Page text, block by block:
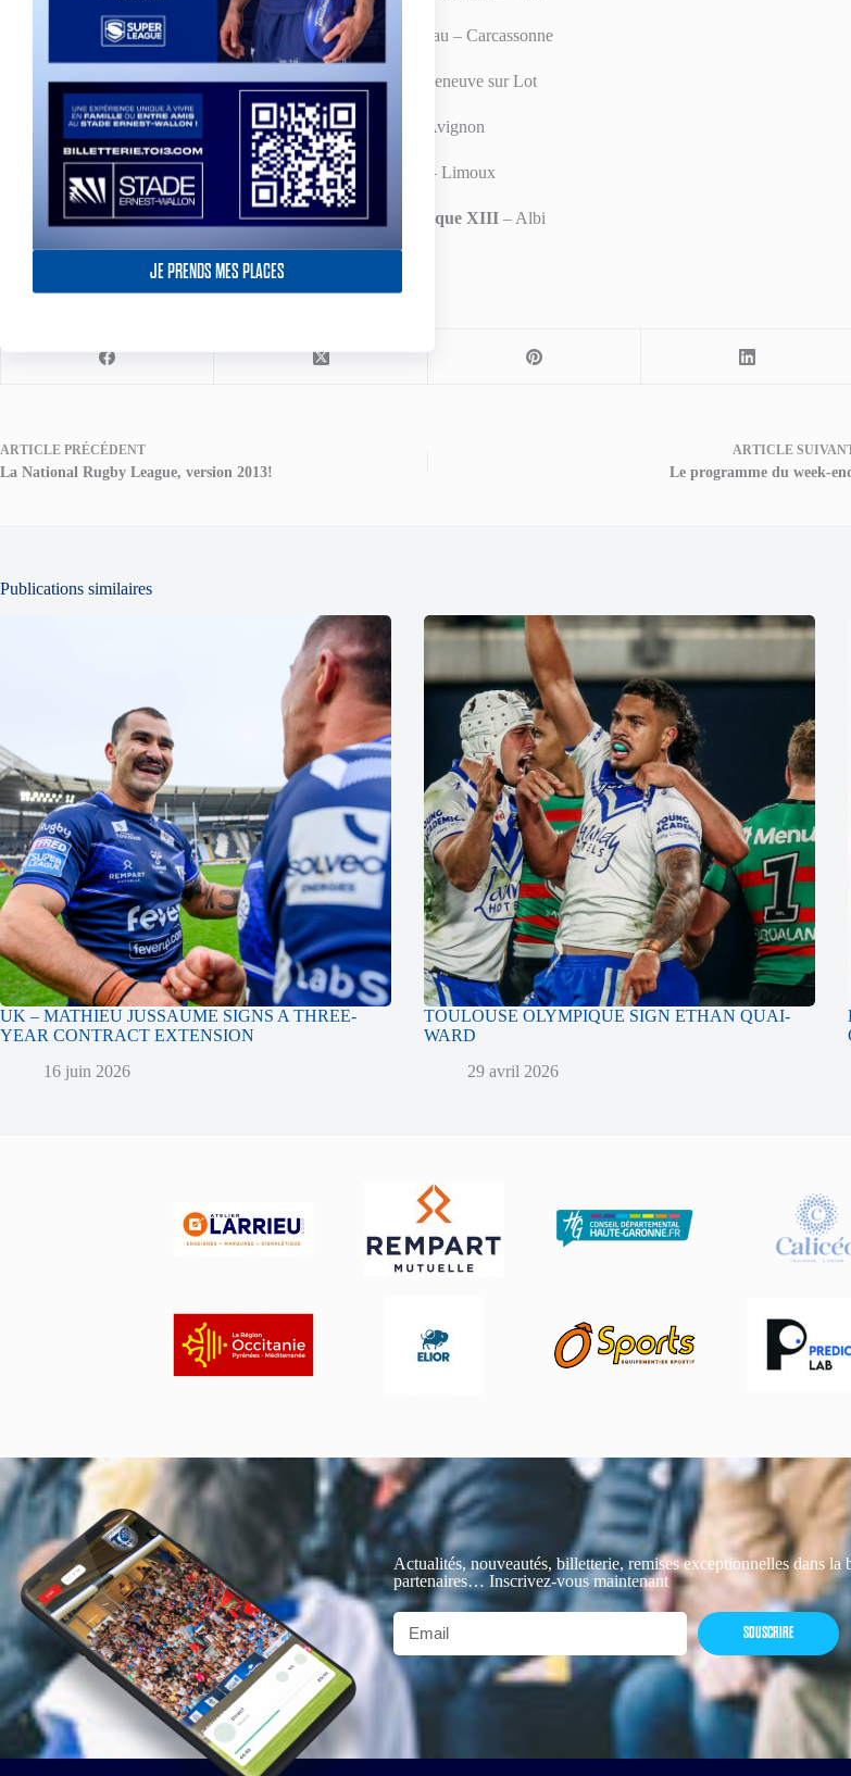
JE PRENDS MES PLACES
Saint-Martin-de-Crau – Carcassonne
Carpentras – Villeneuve sur Lot
Salon – Avignon
Lézignan – Limoux
Toulouse Olympique XIII– Albi
ARTICLE PRÉCÉDENT
La National Rugby League, version 2013!
ARTICLE
Le programme du week-
Publications similaires
UK – MATHIEU JUSSAUME SIGNS A THREE-
YEAR CONTRACT EXTENSION
16 juin 2026
TOULOUSE OLYMPIQUE SIGN ETHAN QUAI-
WARD
29 avril 2026
Actualités, nouveautés, billetterie, remises exceptionnelles dans
partenaires… Inscrivez-vous maintenant
SOUSCRIRE